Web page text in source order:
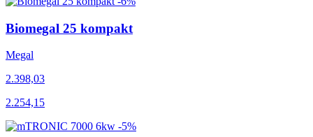
Biomegal 25 kompakt
Megal
2.398,03
2.254,15
-5%